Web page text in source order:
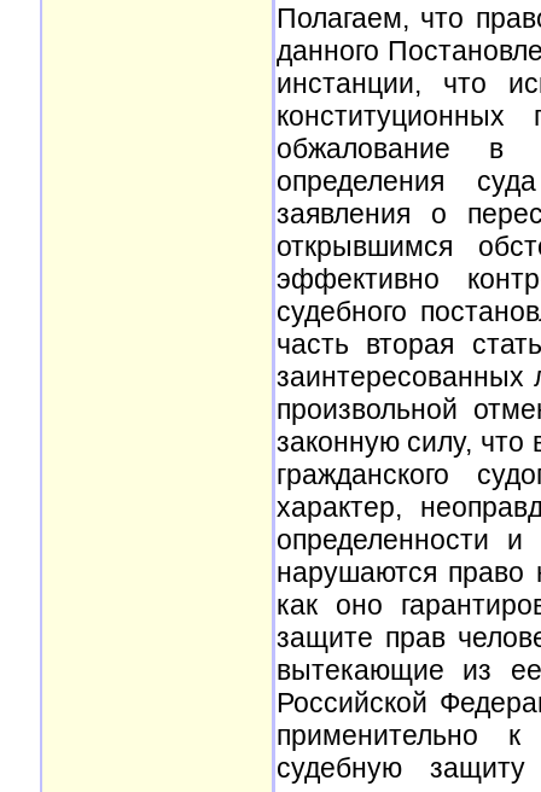
Полагаем, что
данного
инстанции, что
обжалование в
определения
заявления о
открывшимся
эффективно
судебного
часть вторая
заинтересованных
произвольной
законную силу, что
гражданского
характер,
определенности
нарушаются право
как оно
защите прав
вытекающие из
Российской
применительно к
судебную